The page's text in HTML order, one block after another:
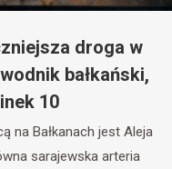
droga w
bałkański,
10
na Bałkanach jest Aleja
sarajewska arteria